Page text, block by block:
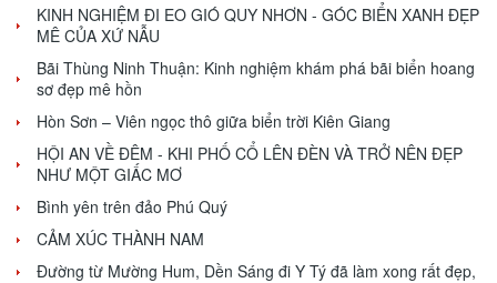
KINH NGHIỆM ĐI EO GIÓ QUY NHƠN - GÓC BIỂN XANH ĐẸP
MÊ CỦA XỨ NẪU
Bãi Thùng Ninh Thuận: Kinh nghiệm khám phá bãi biển hoang
sơ đẹp mê hồn
Hòn Sơn – Viên ngọc thô giữa biển trời Kiên Giang
HỘI AN VỀ ĐÊM - KHI PHỐ CỔ LÊN ĐÈN VÀ TRỞ NÊN ĐẸP
NHƯ MỘT GIẤC MƠ
Bình yên trên đảo Phú Quý
CẢM XÚC THÀNH NAM
Đường từ Mường Hum, Dền Sáng đi Y Tý đã làm xong rất đẹp,